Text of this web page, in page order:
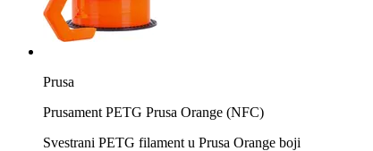
Prusa
Prusament PETG Prusa Orange (NFC)
Svestrani PETG filament u Prusa Orange boji